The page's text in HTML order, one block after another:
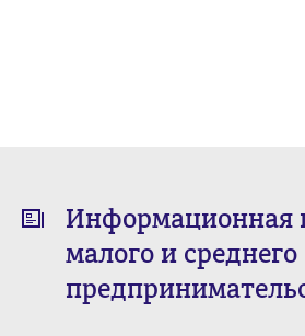
Информационная
малого и среднего